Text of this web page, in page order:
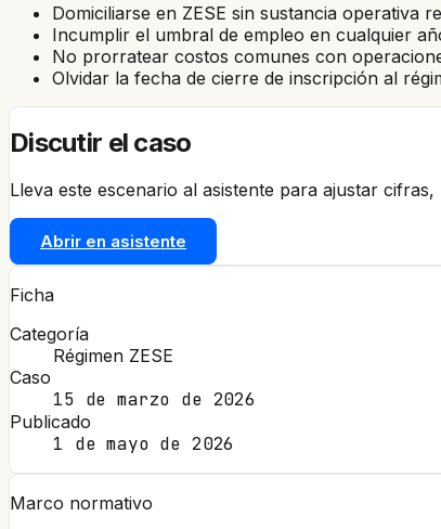
Domiciliarse en ZESE sin sustancia
Incumplir el umbral de empleo en cualquier
No prorratear costos comunes con
Olvidar la fecha de cierre de inscripción al
Discutir el caso
Lleva este escenario al asistente para ajustar
Abrir en asistente
Ficha
Categoría
Régimen ZESE
Caso
15 de marzo de 2026
Publicado
1 de mayo de 2026
Marco normativo